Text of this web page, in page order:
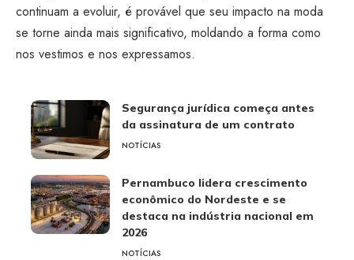
continuam a evoluir, é provável que seu impacto na moda
se torne ainda mais significativo, moldando a forma como
nos vestimos e nos expressamos.
Segurança jurídica começa antes
da assinatura de um contrato
NOTÍCIAS
Pernambuco lidera crescimento
econômico do Nordeste e se
destaca na indústria nacional em
2026
NOTÍCIAS